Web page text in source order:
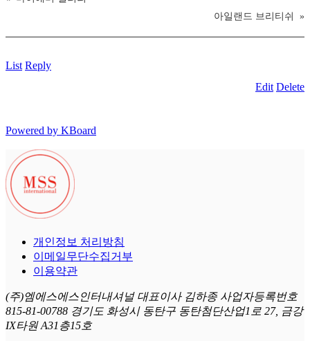
아일랜드 브리티쉬
»
List Reply
Edit Delete
Powered by KBoard
개인정보 처리방침
이메일무단수집거부
이용약관
(주)엠에스에스인터내셔널 대표이사 김하종 사업자등록번호
815-81-00788 경기도 화성시 동탄구 동탄첨단산업1로 27, 금강
IX타원 A31층15호